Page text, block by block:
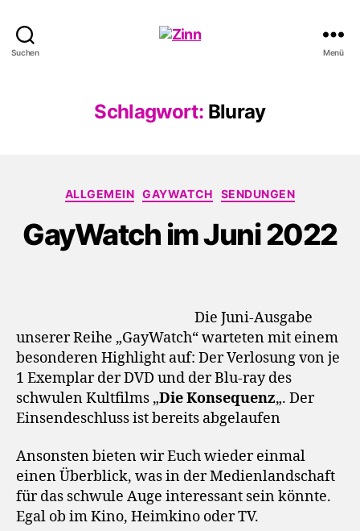
Suchen Menü
Schlagwort: Bluray
Kategorien
ALLGEMEIN GAYWATCH SENDUNGEN
GayWatch im Juni 2022
Die Juni-Ausgabe
unserer Reihe „GayWatch“ warteten mit einem
besonderen Highlight auf: Der Verlosung von je
1 Exemplar der DVD und der Blu-ray des
schwulen Kultfilms „Die Konsequenz„. Der
Einsendeschluss ist bereits abgelaufen
Ansonsten bieten wir Euch wieder einmal
einen Überblick, was in der Medienlandschaft
für das schwule Auge interessant sein könnte.
Egal ob im Kino, Heimkino oder TV.